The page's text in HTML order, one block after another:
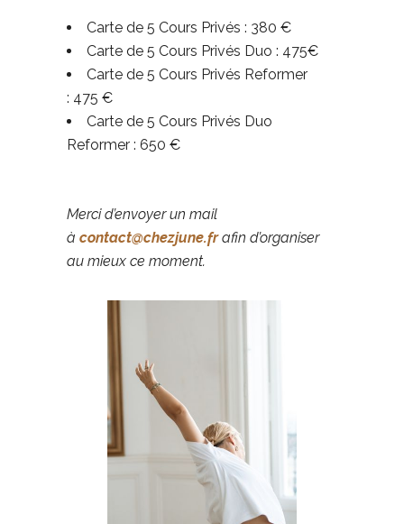
Carte de 5 Cours Privés : 380 €
Carte de 5 Cours Privés Duo : 475€
Carte de 5 Cours Privés Reformer
: 475 €
Carte de 5 Cours Privés Duo
Reformer : 650 €
Merci d’envoyer un mail
à contact@chezjune.frafin d’organiser
au mieux ce moment.